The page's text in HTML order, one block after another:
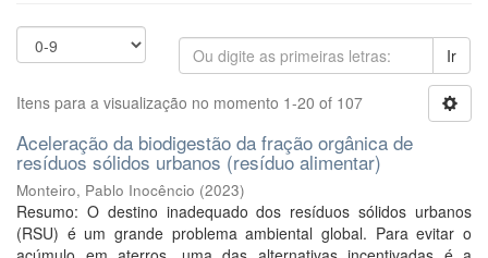
Ir
Itens para a visualização no momento 1-20 of 107
Aceleração da biodigestão da fração orgânica de
resíduos sólidos urbanos (resíduo alimentar)
Monteiro, Pablo Inocêncio (2023)
Resumo: O destino inadequado dos resíduos sólidos urbanos
(RSU) é um grande problema ambiental global. Para evitar o